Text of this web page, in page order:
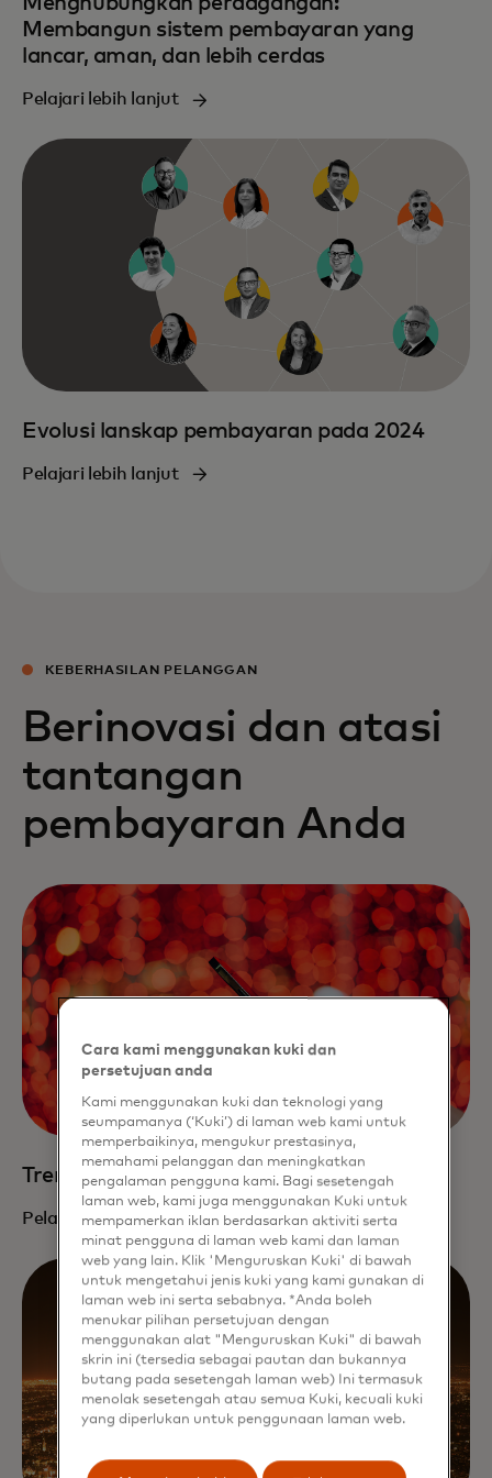
Membangun sistem pembayaran yang
lancar, aman, dan lebih cerdas
Pelajari lebih lanjut
Evolusi lanskap pembayaran pada 2024
Pelajari lebih lanjut
KEBERHASILAN PELANGGAN
Berinovasi dan atasi
tantangan
pembayaran Anda
Tren pembayaran pada tahun 2026
Pelajari lebih lanjut
Cara kami menggunakan kuki dan
persetujuan anda
Kami menggunakan kuki dan teknologi yang
seumpamanya (‘Kuki’) di laman web kami untuk
memperbaikinya, mengukur prestasinya,
memahami pelanggan dan meningkatkan
pengalaman pengguna kami. Bagi sesetengah
laman web, kami juga menggunakan Kuki untuk
mempamerkan iklan berdasarkan aktiviti serta
minat pengguna di laman web kami dan laman
web yang lain. Klik 'Menguruskan Kuki' di bawah
untuk mengetahui jenis kuki yang kami gunakan di
laman web ini serta sebabnya. *Anda boleh
menukar pilihan persetujuan dengan
menggunakan alat "Menguruskan Kuki" di bawah
skrin ini (tersedia sebagai pautan dan bukannya
butang pada sesetengah laman web) Ini termasuk
menolak sesetengah atau semua Kuki, kecuali kuki
yang diperlukan untuk penggunaan laman web.